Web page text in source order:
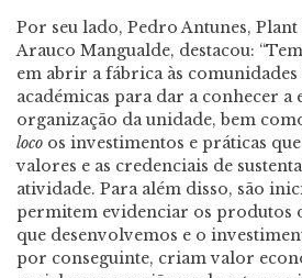
Por seu lado, Pedro Antunes,
Arauco Mangualde, destacou:
em abrir a fábrica às comunidades
académicas para dar a conhecer a
organização da unidade, bem
loco os investimentos e práticas
valores e as credenciais de
atividade. Para além disso, são
permitem evidenciar os produtos
que desenvolvemos e o
por conseguinte, criam valor